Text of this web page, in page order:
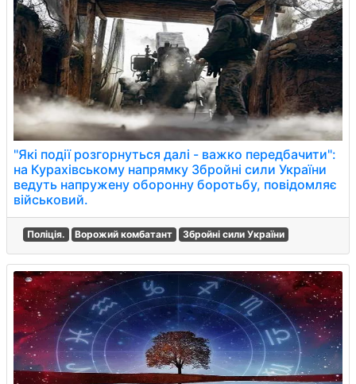
"Які події розгорнуться далі - важко передбачити":
на Курахівському напрямку Збройні сили України
ведуть напружену оборонну боротьбу, повідомляє
військовий.
Поліція. Ворожий комбатант Збройні сили України